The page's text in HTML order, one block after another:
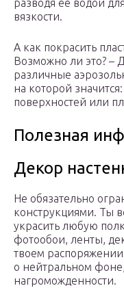
разводя её водой
вязкости.
А как покрасить
Возможно ли это? –
различные
на которой
поверхностей или
Полезная
Декор
Не обязательно
конструкциями. Ты
украсить любую
фотообои, ленты,
твоем
о нейтральном
нагроможденности.